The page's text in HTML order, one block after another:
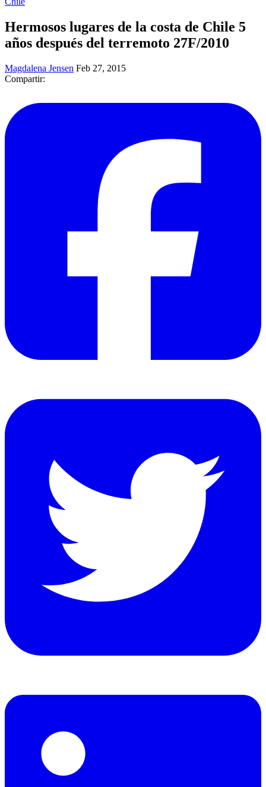
Hermosos lugares de la costa de Chile 5
años después del terremoto 27F/2010
Magdalena Jensen Feb 27, 2015
Compartir: